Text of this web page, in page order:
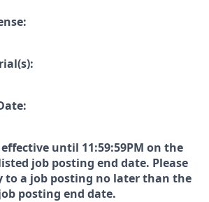
until 11:59:59PM on the
job posting end date. Please
to a job posting no later than the
posting end date.